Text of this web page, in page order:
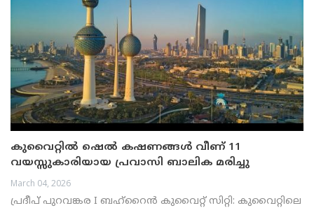
കുവൈറ്റിൽ ഷെൽ കഷണങ്ങൾ വീണ് 11
വയസ്സുകാരിയായ പ്രവാസി ബാലിക മരിച്ചു
March 04, 2026
പ്രദീപ് പുറവങ്കര I ബഹ്റൈൻ കുവൈറ്റ് സിറ്റി: കുവൈറ്റിലെ